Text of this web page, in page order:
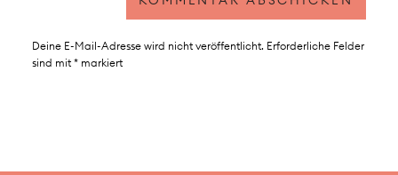
Deine E-Mail-Adresse wird nicht veröffentlicht. Erforderliche Felder
sind mit *markiert